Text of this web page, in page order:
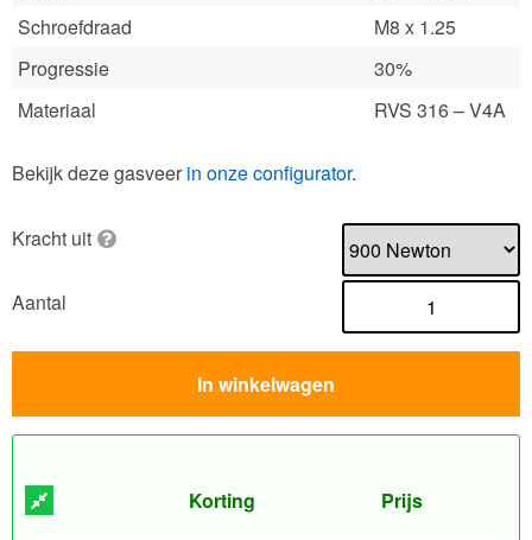
Schroefdraad
M8 x 1.25
Progressie
30%
Materiaal
RVS 316 – V4A
Bekijk deze gasveer in onze configurator.
Kracht uit
Aantal
In winkelwagen
Korting Prijs